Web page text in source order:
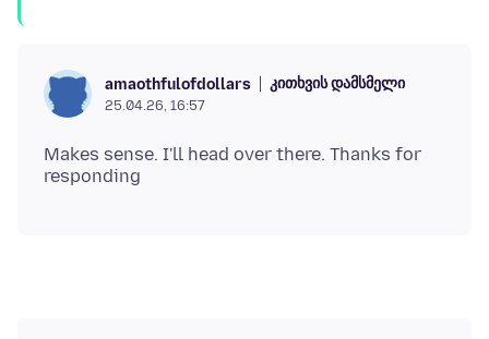
amaothfulofdollars კითხვის დამსმელი
25.04.26, 16:57
Makes sense. I'll head over there. Thanks for